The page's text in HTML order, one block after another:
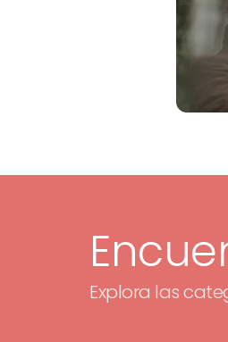
Explora las